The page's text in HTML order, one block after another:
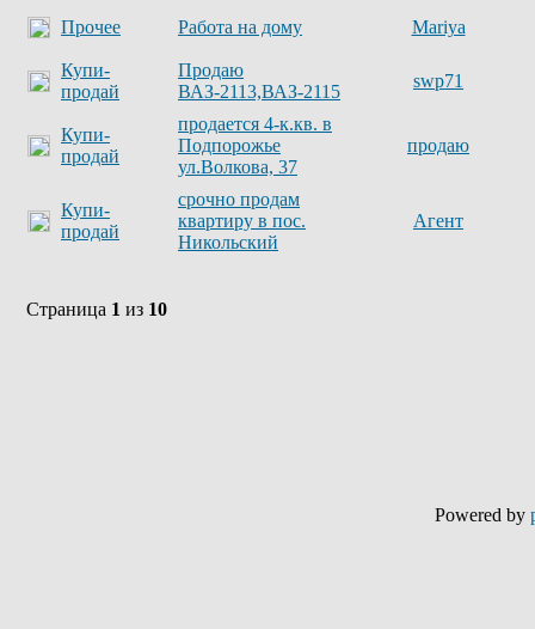
Прочее Работа на дому Mariya
Купи-
продай
Продаю
ВАЗ-2113,ВАЗ-2115
swp71
Купи-
продай
продается 4-к.кв. в
Подпорожье
ул.Волкова, 37
продаю
Купи-
продай
срочно продам
квартиру в пос.
Никольский
Агент
Страница 1 из 10
Powered by